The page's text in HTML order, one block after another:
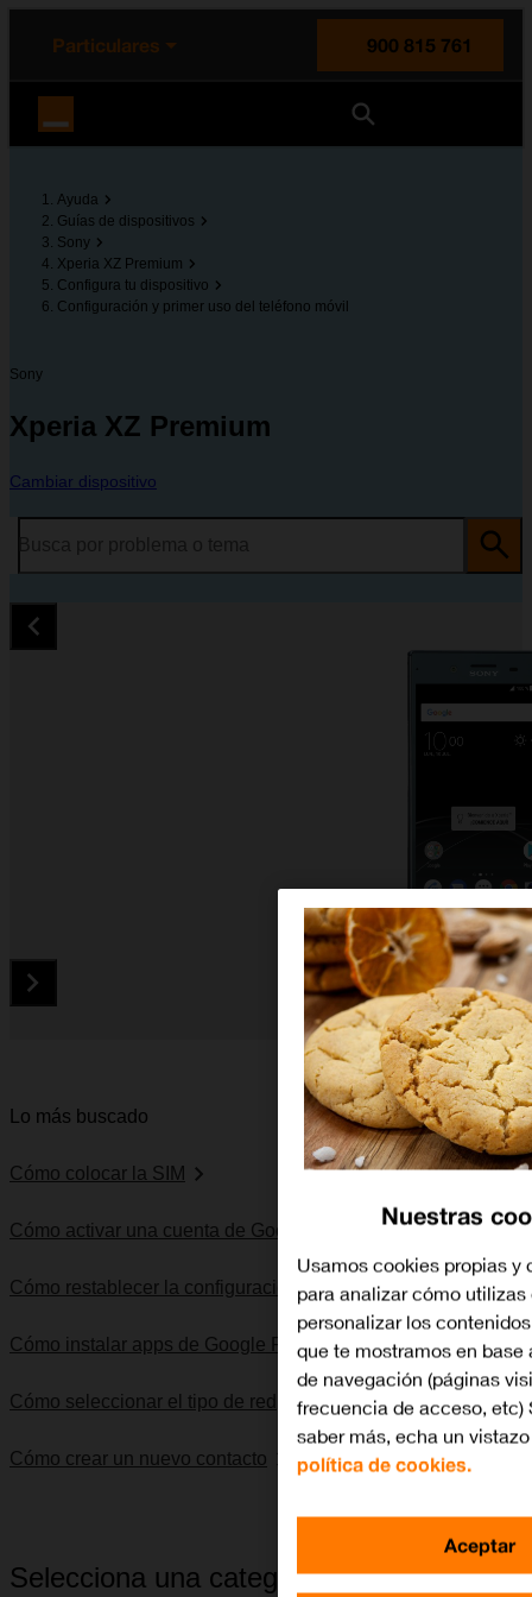
principal
la página
Particulares
900 815 761
Ayuda
Guías de dispositivos
Sony
Xperia XZ Premium
Configura tu dispositivo
Configuración y primer uso del teléfono móvil
Sony
Xperia XZ Premium
Cambiar dispositivo
Diapositiva 1 de 5. Sony Xperia XZ Premium - Black - imagen
Lo más buscado
Cómo colocar la SIM
Cómo activar una cuenta de Google en el móvil
Cómo restablecer la configuración predeterminada
Cómo instalar apps de Google Play
Cómo seleccionar el tipo de red
Cómo crear un nuevo contacto
Selecciona una categoría
Nuestras
Usamos cookies propias y
para analizar cómo
personalizar los
que te mostramos en base
de navegación (páginas
frecuencia de acceso, etc)
saber más, echa un
política de cookies.
Aceptar